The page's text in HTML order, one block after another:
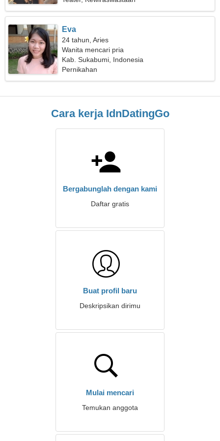
Eva
24 tahun, Aries
Wanita mencari pria
Kab. Sukabumi, Indonesia
Pernikahan
Cara kerja IdnDatingGo
Bergabunglah dengan kami
Daftar gratis
Buat profil baru
Deskripsikan dirimu
Mulai mencari
Temukan anggota